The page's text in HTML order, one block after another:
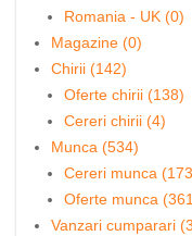
Romania - UK (0)
Magazine (0)
Chirii (142)
Oferte chirii (138)
Cereri chirii (4)
Munca (534)
Cereri munca
Oferte munca
Vanzari cumparari